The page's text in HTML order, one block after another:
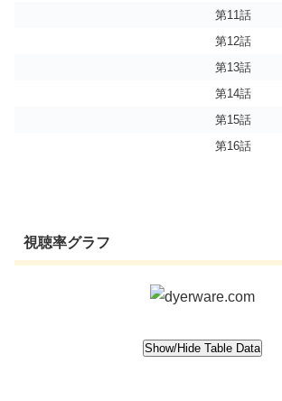
第11話
第12話
第13話
第14話
第15話
第16話
視聴率グラフ